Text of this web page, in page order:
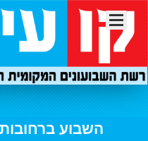
השבוע ברחובות: 29 לדצמבר 2016